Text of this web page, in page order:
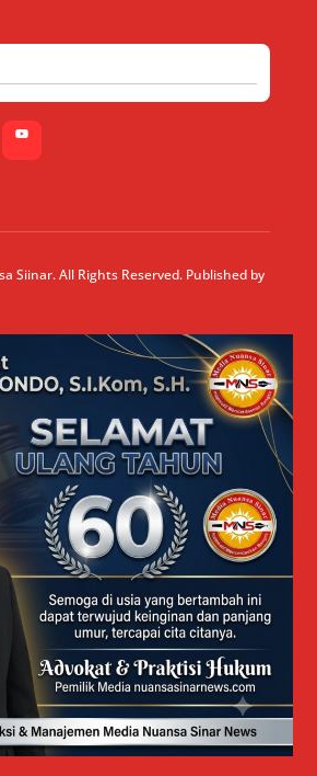
Siinar. All Rights Reserved. Published by